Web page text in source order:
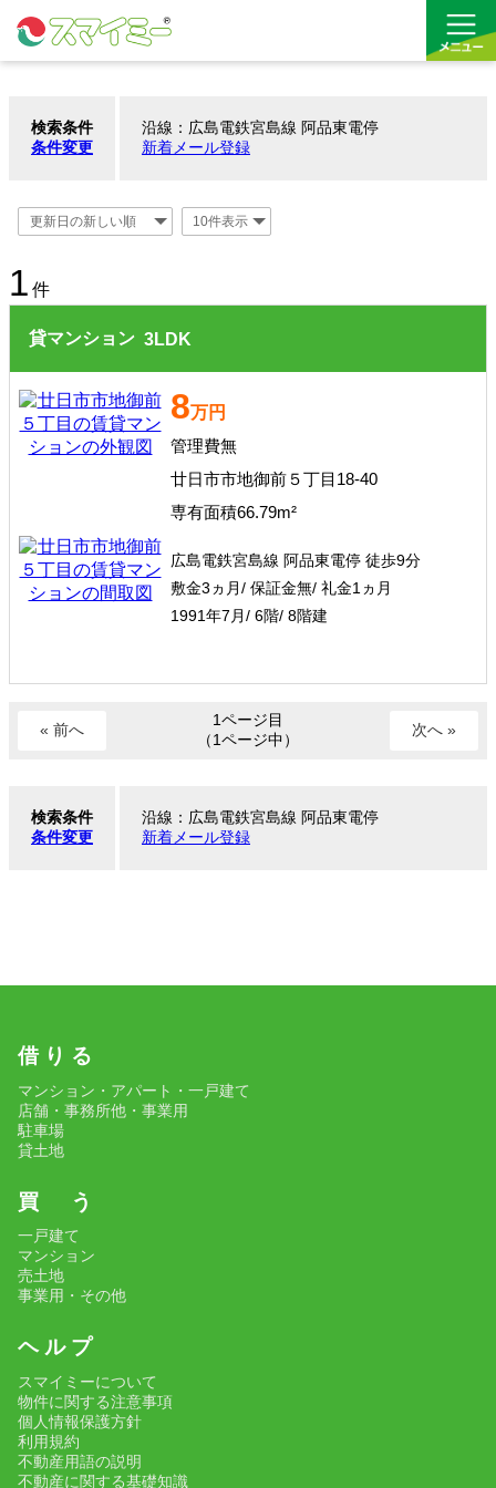
借りる
お気に入り
検索条件
条件変更
沿線：広島電鉄宮島線 阿品東電停
新着メール登録
1 件
貸マンション 3LDK
8万円
管理費無
廿日市市地御前５丁目18-40
専有面積66.79m²
広島電鉄宮島線 阿品東電停 徒歩9分
敷金3ヵ月/ 保証金無/ 礼金1ヵ月
1991年7月/ 6階/ 8階建
« 前へ
1ページ目
（1ページ中）
次へ »
検索条件
条件変更
沿線：広島電鉄宮島線 阿品東電停
新着メール登録
借 り る
マンション・アパート・一戸建て
店舗・事務所他・事業用
駐車場
貸土地
買 う
一戸建て
マンション
売土地
事業用・その他
ヘ ル プ
スマイミーについて
物件に関する注意事項
個人情報保護方針
利用規約
不動産用語の説明
不動産に関する基礎知識